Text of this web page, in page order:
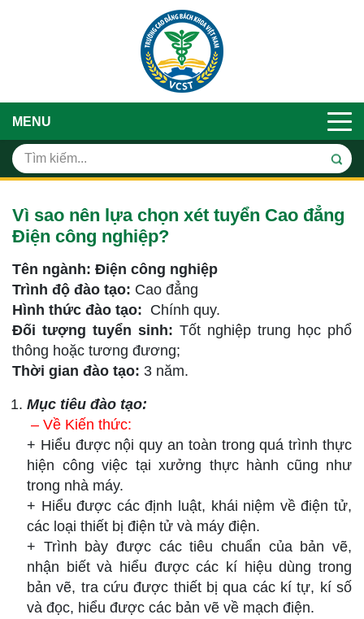
MENU
Vì sao nên lựa chọn xét tuyển Cao đẳng
Điện công nghiệp?
Tên ngành: Điện công nghiệp
Trình độ đào tạo: Cao đẳng
Hình thức đào tạo: Chính quy.
Đối tượng tuyển sinh: Tốt nghiệp trung học phổ
thông hoặc tương đương;
Thời gian đào tạo: 3 năm.
Mục tiêu đào tạo:
– Về Kiến thức:
+ Hiểu được nội quy an toàn trong quá trình thực
hiện công việc tại xưởng thực hành cũng như
trong nhà máy.
+ Hiểu được các định luật, khái niệm về điện tử,
các loại thiết bị điện tử và máy điện.
+ Trình bày được các tiêu chuẩn của bản vẽ,
nhận biết và hiểu được các kí hiệu dùng trong
bản vẽ, tra cứu được thiết bị qua các kí tự, kí số
và đọc, hiểu được các bản vẽ về mạch điện.